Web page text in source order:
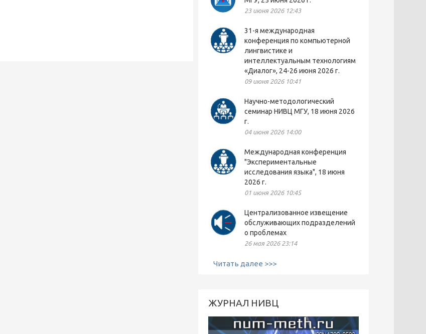
23 июня 2026 12:43
31-я международная
конференция по компьютерной
лингвистике и
интеллектуальным технологиям
«Диалог», 24-26 июня 2026 г.
09 июня 2026 10:41
Научно-методологический
семинар НИВЦ МГУ, 18 июня 2026
г.
04 июня 2026 14:00
Международная конференция
"Экспериментальные
исследования языка", 18 июня
2026 г.
01 июня 2026 10:45
Централизованное извещение
обслуживающих подразделений
о проблемах
26 мая 2026 23:14
Читать далее >>>
ЖУРНАЛ НИВЦ